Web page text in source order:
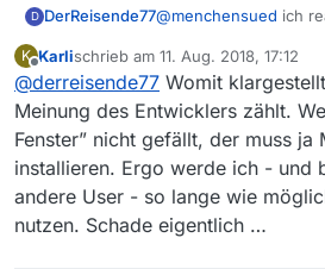
D DerReisende77@menchensued ich
denn konstruktiv ist.
wird sich an dem
in der Form nichts
eventuell angepasst
bestehen bleiben.
K
Offline
Karlischrieb am 11. Aug. 2018, 17:12
zuletzt editiert von
@derreisende77 Womit
Meinung des Entwicklers zählt.
Fenster” nicht gefällt, der muss ja
installieren. Ergo werde ich - und
andere User - so lange wie
nutzen. Schade eigentlich …